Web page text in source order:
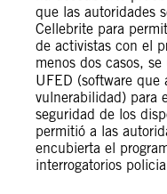
que las autoridades
Cellebrite para
de activistas con el
menos dos casos,
UFED (software que
vulnerabilidad) para
seguridad de los
permitió a las
encubierta el
interrogatorios